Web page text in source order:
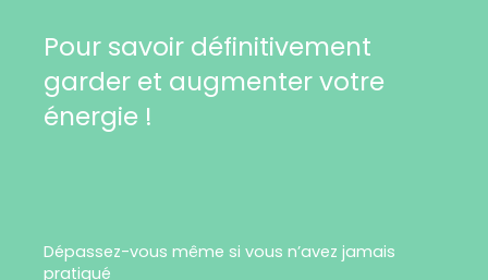
Pour savoir définitivement
garder et augmenter votre
énergie !
Dépassez-vous même si vous n’avez jamais
pratiqué